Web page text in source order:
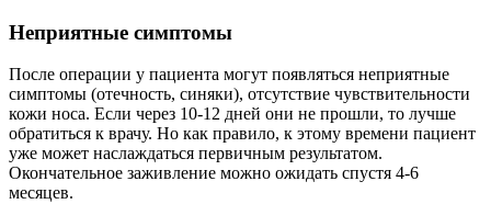
Неприятные симптомы
После операции у пациента могут появляться неприятные
симптомы (отечность, синяки), отсутствие чувствительности
кожи носа. Если через 10-12 дней они не прошли, то лучше
обратиться к врачу. Но как правило, к этому времени пациент
уже может наслаждаться первичным результатом.
Окончательное заживление можно ожидать спустя 4-6
месяцев.